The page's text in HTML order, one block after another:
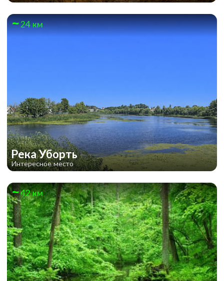
24 км
Река Уборть
Интересное место
42 км